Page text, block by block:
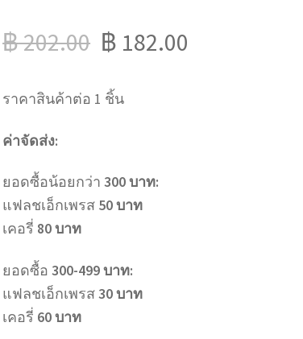
฿202.00 ฿ 182.00
ราคาสินค้าต่อ 1 ชิ้น
ค่าจัดส่ง:
ยอดซื้อน้อยกว่า300 บาท:
แฟลชเอ็กเพรส 50 บาท
เคอรี่ 80 บาท
ยอดซื้อ300-499 บาท:
แฟลชเอ็กเพรส30 บาท
เคอรี่ 60 บาท